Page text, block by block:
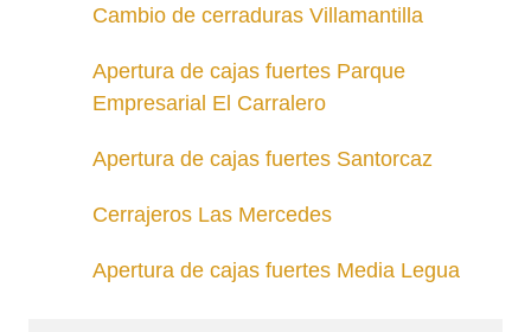
Cambio de cerraduras Villamantilla
Apertura de cajas fuertes Parque
Empresarial El Carralero
Apertura de cajas fuertes Santorcaz
Cerrajeros Las Mercedes
Apertura de cajas fuertes Media Legua